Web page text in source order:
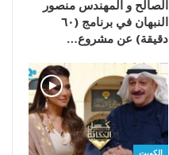
الصالح و المهندس منصور
النبهان في برنامج (٦٠
دقيقة) عن مشروع…
الكويت